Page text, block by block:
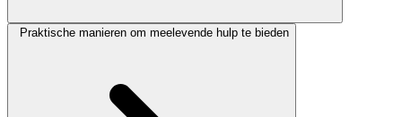
Praktische manieren om meelevende hulp te bieden